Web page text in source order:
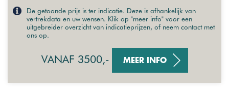
De getoonde prijs is ter indicatie. Deze is afhankelijk van
vertrekdata en uw wensen. Klik op "meer info" voor een
uitgebreider overzicht van indicatieprijzen, of neem contact met
ons op.
VANAF 3500,- MEER INFO